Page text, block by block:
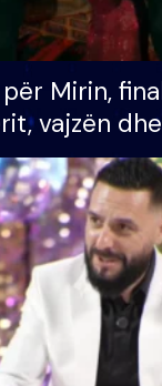
Mirin,
vajzën dhe
S’kemi
jo?